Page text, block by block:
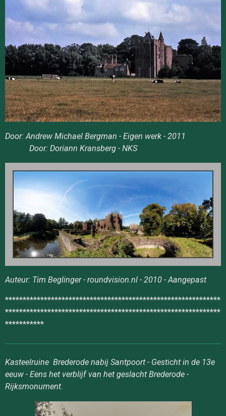
Door: Andrew Michael Bergman - Eigen werk - 2011
Door: Doriann Kransberg - NKS
Auteur: Tim Beglinger - roundvision.nl - 2010 - Aangepast
*************************************************************
*************************************************************
***********
Kasteelruine Brederode nabij Santpoort - Gesticht in de 13e
eeuw - Eens het verblijf van het geslacht Brederode -
Rijksmonument.